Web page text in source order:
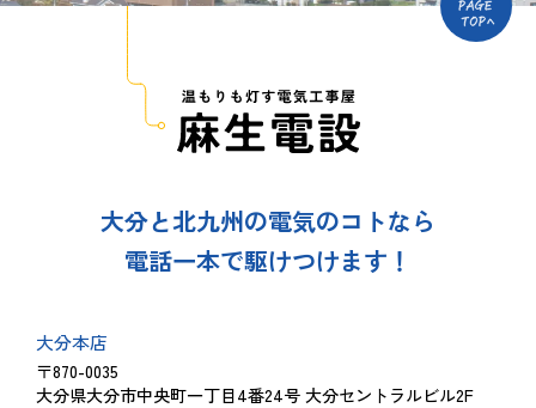
大分と北九州の電気のコトなら
電話一本で駆けつけます！
大分本店
〒870-0035
大分県大分市中央町一丁目4番24号 大分セントラルビル2F